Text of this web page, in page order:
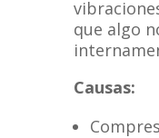
que algo
Causas: